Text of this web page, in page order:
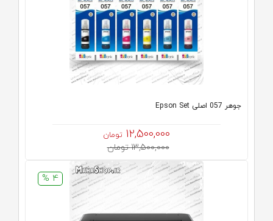
جوهر 057 اصلی Epson Set
12,500,000 تومان
13,500,000 تومان
4 %